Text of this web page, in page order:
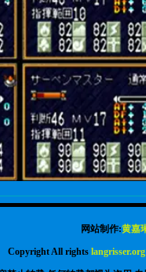
网站制作:黄嘉
Copyright All rights langrisser.org